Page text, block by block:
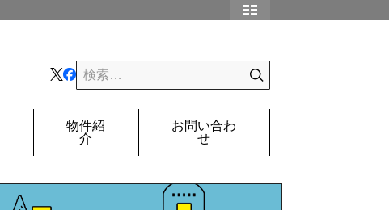
物件紹
介
お問い合わ
せ